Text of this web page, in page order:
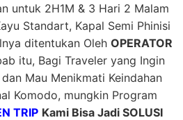
untuk 2H1M & 3 Hari 2 Malam
Standart, Kapal Semi Phinisi
ditentukan Oleh OPERATOR
itu, Bagi Traveler yang Ingin
Mau Menikmati Keindahan
Komodo, mungkin Program
TRIP Kami Bisa Jadi SOLUSI